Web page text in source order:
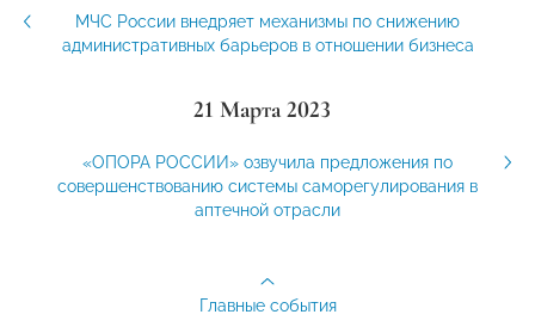
МЧС России внедряет механизмы по снижению
административных барьеров в отношении бизнеса
21 Марта 2023
«ОПОРА РОССИИ» озвучила предложения по
совершенствованию системы саморегулирования в
аптечной отрасли
Главные события